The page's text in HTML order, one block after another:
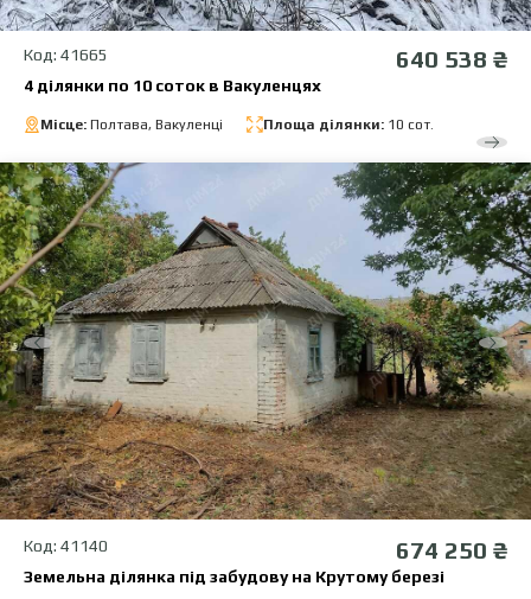
Код: 41665 640 538 ₴
4 ділянки по 10 соток в Вакуленцях
Місце: Полтава, Вакуленці Площа ділянки: 10 сот.
Код: 41140 674 250 ₴
Земельна ділянка під забудову на Крутому березі